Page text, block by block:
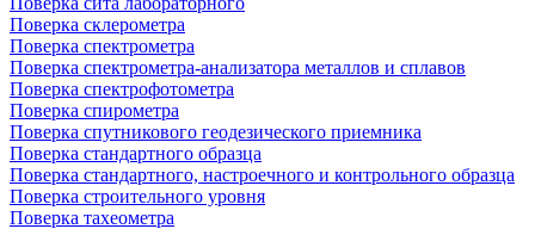
Поверка склерометра
Поверка спектрометра
Поверка спектрометра-анализатора металлов и сплавов
Поверка спектрофотометра
Поверка спирометра
Поверка спутникового геодезического приемника
Поверка стандартного образца
Поверка стандартного, настроечного и контрольного образца
Поверка строительного уровня
Поверка тахеометра